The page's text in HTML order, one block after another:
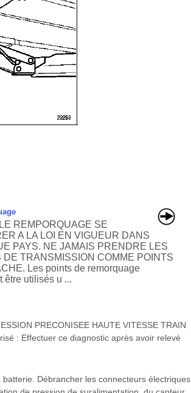
REMPORQUAGE SE
A LA LOI EN VIGUEUR DANS
PAYS. NE JAMAIS PRENDRE LES
DE TRANSMISSION COMME POINTS
Les points de remorquage
être utilisés u ...
PRECONISEE HAUTE VITESSE TRAIN
: Effectuer ce diagnostic après avoir relevé
Débrancher les connecteurs électriques